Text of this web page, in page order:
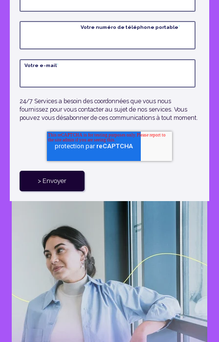
Votre numéro de téléphone portable*
Votre e-mail*
24/7 Services a besoin des coordonnées que vous nous
fournissez pour vous contacter au sujet de nos services. Vous
pouvez vous désabonner de ces communications à tout moment.